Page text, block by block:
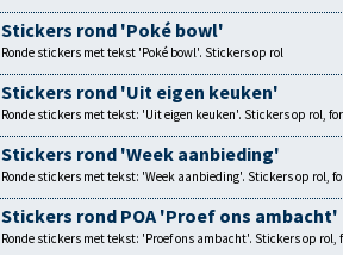
Stickers rond 'Poké bowl'
Ronde stickers met tekst 'Poké bowl'. Stickers op rol
Stickers rond 'Uit eigen keuken'
Ronde stickers met tekst: 'Uit eigen keuken'. Stickers op rol,
Stickers rond 'Week aanbieding'
Ronde stickers met tekst: 'Week aanbieding'. Stickers op rol,
Stickers rond POA 'Proef ons ambacht'
Ronde stickers met tekst: 'Proef ons ambacht'. Stickers op rol,